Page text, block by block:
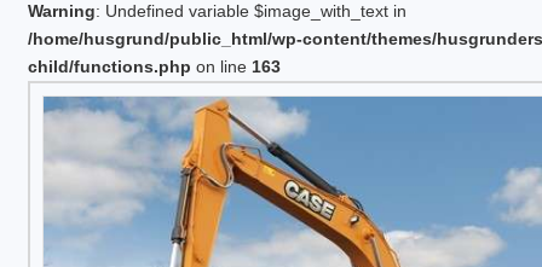
Warning: Undefined variable $image_with_text in
/home/husgrund/public_html/wp-content/themes/
child/functions.php on line 163